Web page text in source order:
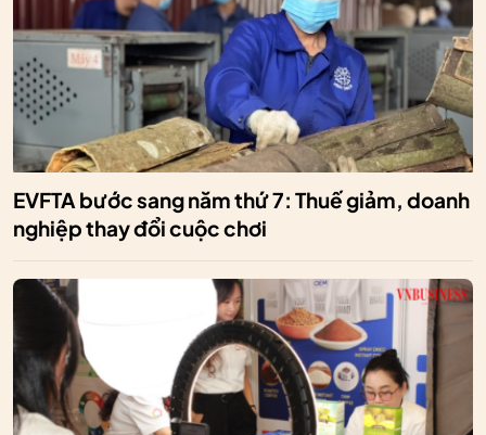
EVFTA bước sang năm thứ 7: Thuế giảm, doanh
nghiệp thay đổi cuộc chơi